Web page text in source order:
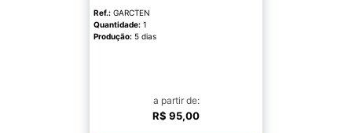
Ref.: GARCTEN
Quantidade: 1
Produção: 5 dias
a partir de:
R$ 95,00